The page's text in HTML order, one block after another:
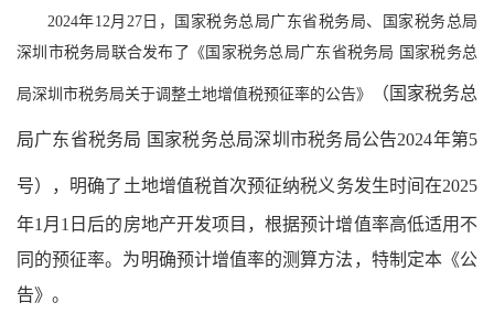
2024年12月27日，国家税务总局广东省税务局、国家税务总局
深圳市税务局联合发布了《国家税务总局广东省税务局 国家税务总
局深圳市税务局关于调整土地增值税预征率的公告》 （国家税务总
局广东省税务局 国家税务总局深圳市税务局公告2024年第5
号） ，明确了土地增值税首次预征纳税义务发生时间在2025
年1月1日后的房地产开发项目，根据预计增值率高低适用不
同的预征率。为明确预计增值率的测算方法，特制定本《公
告》。